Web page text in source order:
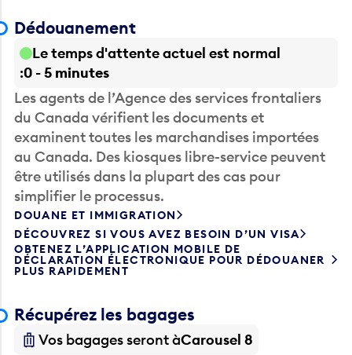
Dédouanement
Le temps d'attente actuel est normal
0 - 5 minutes
Les agents de l’Agence des services frontaliers
du Canada vérifient les documents et
examinent toutes les marchandises importées
au Canada. Des kiosques libre-service peuvent
être utilisés dans la plupart des cas pour
simplifier le processus.
DOUANE ET IMMIGRATION
DÉCOUVREZ SI VOUS AVEZ BESOIN D’UN VISA
OBTENEZ L’APPLICATION MOBILE DE
DÉCLARATION ÉLECTRONIQUE POUR DÉDOUANER
PLUS RAPIDEMENT
Récupérez les bagages
Vos bagages seront àCarousel 8